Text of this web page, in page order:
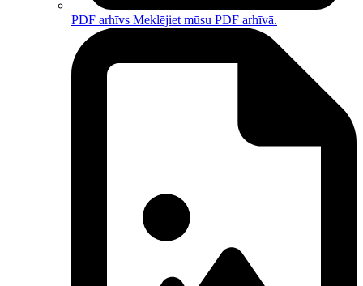
PDF arhīvs Meklējiet mūsu PDF arhīvā.